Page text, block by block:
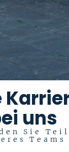
uns
Sie Teil
Teams